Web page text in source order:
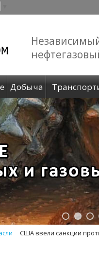
Добыча
США ввели санкции